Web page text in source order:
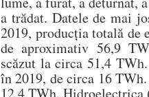
a trădat. Datele de mai
2019, producția totală de
de aproximativ 56,9
scăzut la circa 51,4
în 2019, de circa 16
12,4 TWh.